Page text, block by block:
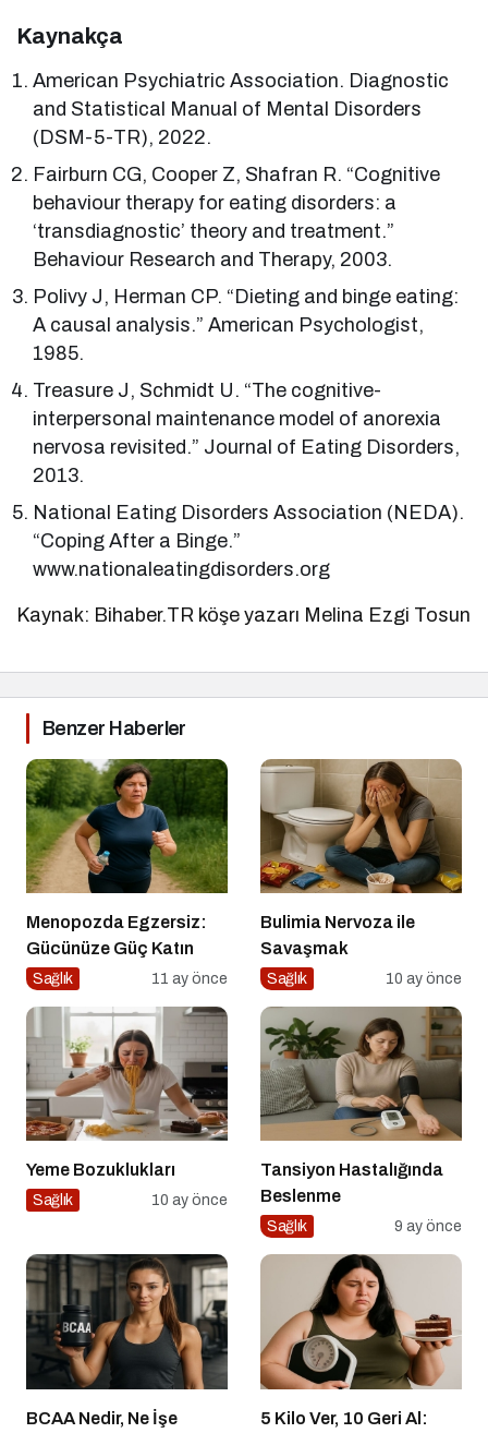
Kaynakça
American Psychiatric Association. Diagnostic
and Statistical Manual of Mental Disorders
(DSM-5-TR), 2022.
Fairburn CG, Cooper Z, Shafran R. “Cognitive
behaviour therapy for eating disorders: a
‘transdiagnostic’ theory and treatment.”
Behaviour Research and Therapy, 2003.
Polivy J, Herman CP. “Dieting and binge eating:
A causal analysis.” American Psychologist,
1985.
Treasure J, Schmidt U. “The cognitive-
interpersonal maintenance model of anorexia
nervosa revisited.” Journal of Eating Disorders,
2013.
National Eating Disorders Association (NEDA).
“Coping After a Binge.”
www.nationaleatingdisorders.org
Kaynak: Bihaber.TR köşe yazarı Melina Ezgi Tosun
Benzer Haberler
Menopozda Egzersiz:
Gücünüze Güç Katın
Sağlık 11 ay önce
Bulimia Nervoza ile
Savaşmak
Sağlık 10 ay önce
Yeme Bozuklukları
Sağlık 10 ay önce
Tansiyon Hastalığında
Beslenme
Sağlık 9 ay önce
BCAA Nedir, Ne İşe
5 Kilo Ver, 10 Geri Al: